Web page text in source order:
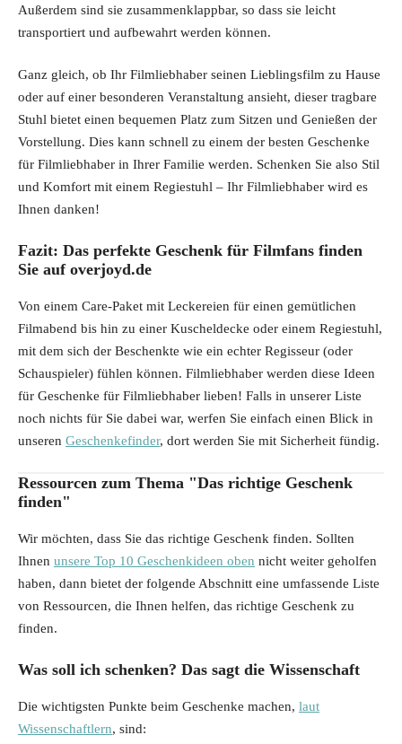
Außerdem sind sie zusammenklappbar, so dass sie leicht
transportiert und aufbewahrt werden können.
Ganz gleich, ob Ihr Filmliebhaber seinen Lieblingsfilm zu Hause
oder auf einer besonderen Veranstaltung ansieht, dieser tragbare
Stuhl bietet einen bequemen Platz zum Sitzen und Genießen der
Vorstellung. Dies kann schnell zu einem der besten Geschenke
für Filmliebhaber in Ihrer Familie werden. Schenken Sie also Stil
und Komfort mit einem Regiestuhl – Ihr Filmliebhaber wird es
Ihnen danken!
Fazit: Das perfekte Geschenk für Filmfans finden
Sie auf overjoyd.de
Von einem Care-Paket mit Leckereien für einen gemütlichen
Filmabend bis hin zu einer Kuscheldecke oder einem Regiestuhl,
mit dem sich der Beschenkte wie ein echter Regisseur (oder
Schauspieler) fühlen können. Filmliebhaber werden diese Ideen
für Geschenke für Filmliebhaber lieben! Falls in unserer Liste
noch nichts für Sie dabei war, werfen Sie einfach einen Blick in
unseren Geschenkefinder, dort werden Sie mit Sicherheit fündig.
Ressourcen zum Thema "Das richtige Geschenk
finden"
Wir möchten, dass Sie das richtige Geschenk finden. Sollten
Ihnen unsere Top 10 Geschenkideen oben nicht weiter geholfen
haben, dann bietet der folgende Abschnitt eine umfassende Liste
von Ressourcen, die Ihnen helfen, das richtige Geschenk zu
finden.
Was soll ich schenken? Das sagt die Wissenschaft
Die wichtigsten Punkte beim Geschenke machen, laut
Wissenschaftlern, sind: